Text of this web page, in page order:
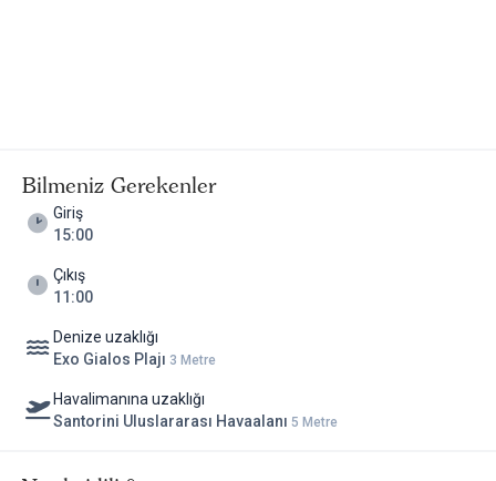
Bilmeniz Gerekenler
Giriş
15:00
Çıkış
11:00
Denize uzaklığı
Exo Gialos Plajı 3 Metre
Havalimanına uzaklığı
Santorini Uluslararası Havaalanı 5 Metre